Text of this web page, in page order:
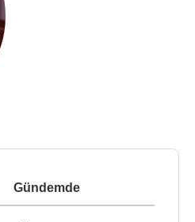
Gündemde